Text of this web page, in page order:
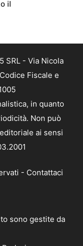
il
SRL - Via Nicola
Fiscale e
in quanto
Non può
ai sensi
- Contattaci
sono gestite da